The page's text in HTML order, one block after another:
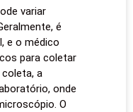
variar
é
e o médico
para coletar
a
onde
O